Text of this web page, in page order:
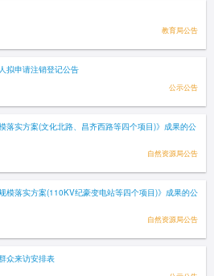
教育局公告
拟申请注销登记公告
公示公告
落实方案(文化北路、昌齐西路等四个项目)》成果的公
自然资源局公告
模落实方案(110KV纪豪变电站等四个项目)》成果的公
自然资源局公告
众来访安排表